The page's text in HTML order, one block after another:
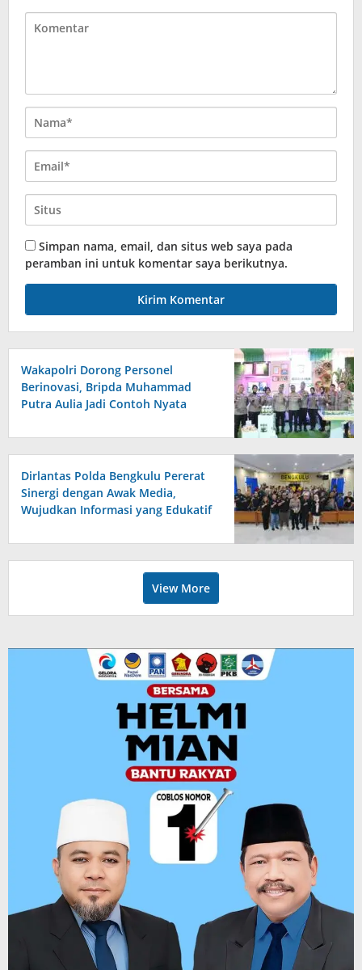
Simpan nama, email, dan situs web saya pada
peramban ini untuk komentar saya berikutnya.
Wakapolri Dorong Personel
Berinovasi, Bripda Muhammad
Putra Aulia Jadi Contoh Nyata
Dirlantas Polda Bengkulu Pererat
Sinergi dengan Awak Media,
Wujudkan Informasi yang Edukatif
View More